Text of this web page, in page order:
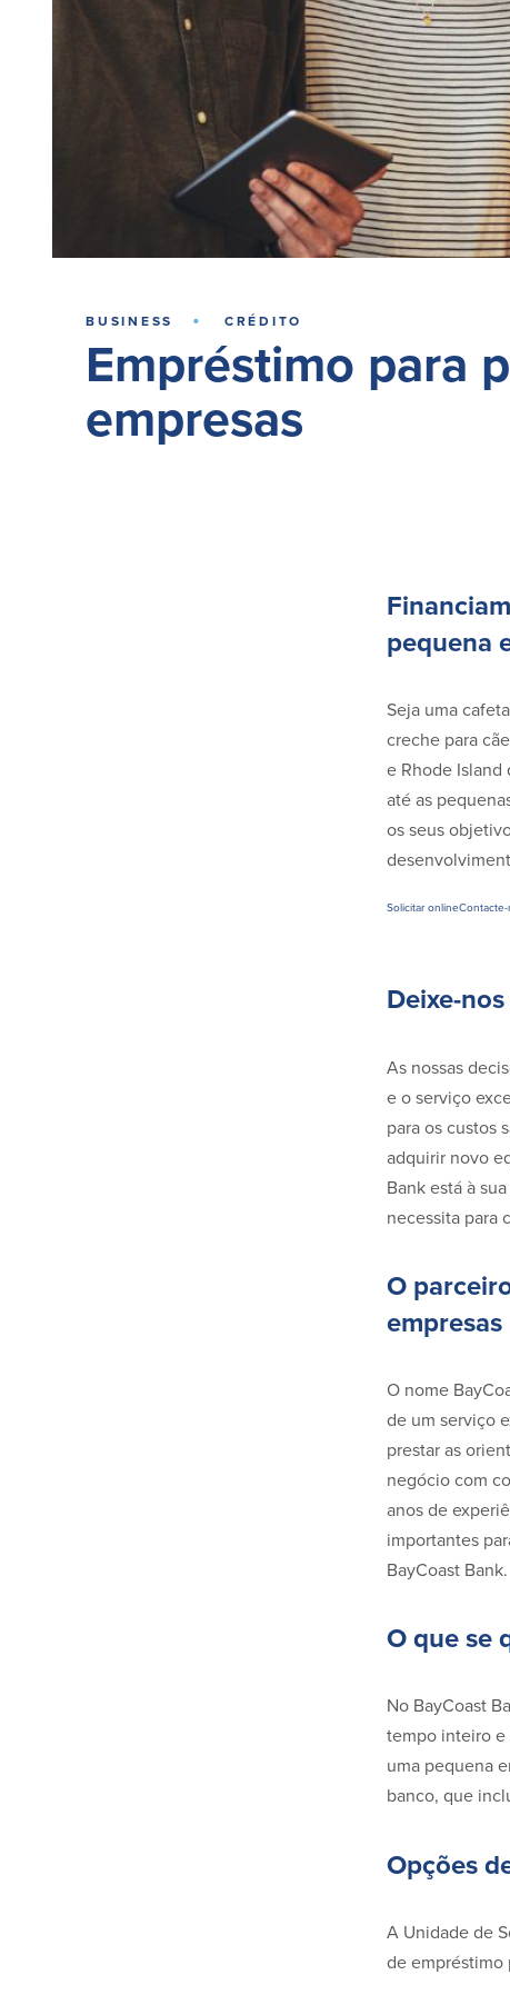
BUSINESS · CRÉDITO
Empréstimo para
empresas
pequena
Seja uma
creche para
e Rhode Island
até as
os seus
Solicitar online
Deixe-
As nossas
e o serviço
para os custos
adquirir novo
Bank está à
necessita para
O
empresas
O nome
de um serviço
prestar as
negócio com
anos de
importantes
BayCoast Bank.
O que se
No BayCoast
tempo inteiro e
uma pequena
banco, que
Opções
A Unidade de
de empréstimo